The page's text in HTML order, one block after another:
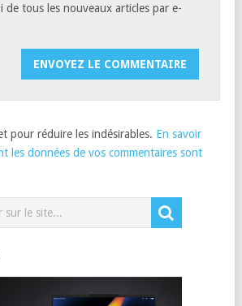
de tous les nouveaux articles par e-
pour réduire les indésirables. En savoir
les données de vos commentaires sont